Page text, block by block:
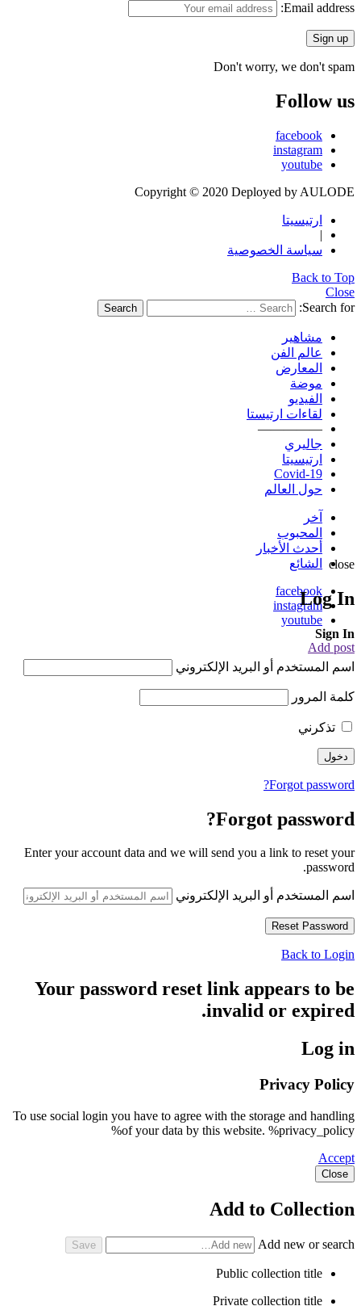
Email address:
Don't worry, we don't spam
Follow us
facebook
instagram
youtube
Copyright © 2020 Deployed by AULODE
ارتيسيتا
|
سياسة الخصوصية
Back to Top
Close
Search for:
Search
مشاهير
عالم الفن
المعارض
موضة
الفيديو
لقاءات ارتيستا
—————
جاليري
ارتيسيتا
Covid-19
حول العالم
آخر
المحبوب
أحدث الأخبار
الشائع
facebook
instagram
youtube
Add post
close
Log In
Sign In
اسم المستخدم أو البريد الإلكتروني
كلمة المرور
تذكرني
Forgot password?
Forgot password?
Enter your account data and we will send you a link to reset your
password.
اسم المستخدم أو البريد الإلكتروني
Back to Login
Your password reset link appears to be
invalid or expired.
Log in
Privacy Policy
To use social login you have to agree with the storage and handling
of your data by this website. %privacy_policy%
Accept
Close
Add to Collection
Add new or search
Public collection title
Private collection title